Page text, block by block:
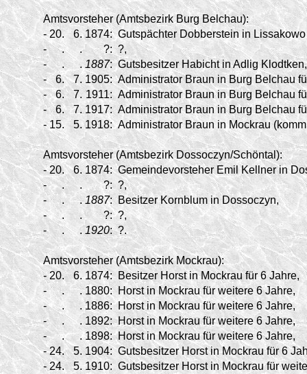
Amtsvorsteher (Amtsbezirk Burg Belchau):
- 20. 6. 1874: Gutspächter Dobberstein in
-
. . ?: ?,
-
. . 1887: Gutsbesitzer Habicht in Adlig Klodtken,
-
6. 7. 1905: Administrator Braun in Burg Belchau
-
6. 7. 1911: Administrator Braun in Burg Belchau
-
6. 7. 1917: Administrator Braun in Burg Belchau
- 15. 5. 1918: Administrator Braun in Mockrau
Amtsvorsteher (Amtsbezirk Dossoczyn/Schöntal):
- 20. 6. 1874: Gemeindevorsteher Emil Kellner in
-
. . ?: ?,
-
. . 1887:
Besitzer Kornblum in Dossoczyn,
-
. . ?: ?,
-
. . 1920: ?.
Amtsvorsteher (Amtsbezirk Mockrau):
- 20. 6. 1874: Besitzer Horst in Mockrau für 6 Jahre,
-
. . 1880: Horst in Mockrau für weitere 6 Jahre,
-
. . 1886:
Horst in Mockrau für weitere 6 Jahre,
-
. . 1892: Horst in Mockrau für weitere 6 Jahre,
-
. . 1898:
Horst in Mockrau für weitere 6 Jahre,
- 24. 5. 1904: Gutsbesitzer Horst in Mockrau für 6
- 24. 5. 1910: Gutsbesitzer Horst in Mockrau für